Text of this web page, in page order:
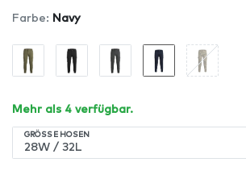
Farbe: Navy
Mehr als 4 verfügbar.
GRÖSSE HOSEN